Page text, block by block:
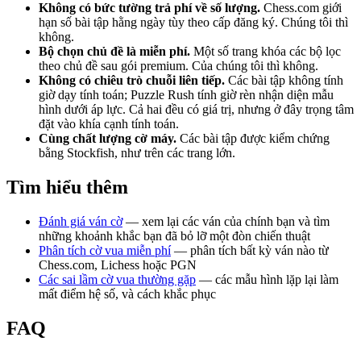
Không có bức tường trả phí về số lượng. Chess.com giới
hạn số bài tập hằng ngày tùy theo cấp đăng ký. Chúng tôi thì
không.
Bộ chọn chủ đề là miễn phí. Một số trang khóa các bộ lọc
theo chủ đề sau gói premium. Của chúng tôi thì không.
Không có chiêu trò chuỗi liên tiếp. Các bài tập không tính
giờ dạy tính toán; Puzzle Rush tính giờ rèn nhận diện mẫu
hình dưới áp lực. Cả hai đều có giá trị, nhưng ở đây trọng tâm
đặt vào khía cạnh tính toán.
Cùng chất lượng cờ máy. Các bài tập được kiểm chứng
bằng Stockfish, như trên các trang lớn.
Tìm hiểu thêm
Đánh giá ván cờ— xem lại các ván của chính bạn và tìm
những khoảnh khắc bạn đã bỏ lỡ một đòn chiến thuật
Phân tích cờ vua miễn phí— phân tích bất kỳ ván nào từ
Chess.com, Lichess hoặc PGN
Các sai lầm cờ vua thường gặp — các mẫu hình lặp lại làm
mất điểm hệ số, và cách khắc phục
FAQ